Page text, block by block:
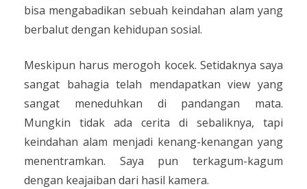
bisa mengabadikan sebuah keindahan alam yang
berbalut dengan kehidupan sosial.
Meskipun harus merogoh kocek. Setidaknya saya
sangat bahagia telah mendapatkan view yang
sangat meneduhkan di pandangan mata.
Mungkin tidak ada cerita di sebaliknya, tapi
keindahan alam menjadi kenang-kenangan yang
menentramkan. Saya pun terkagum-kagum
dengan keajaiban dari hasil kamera.